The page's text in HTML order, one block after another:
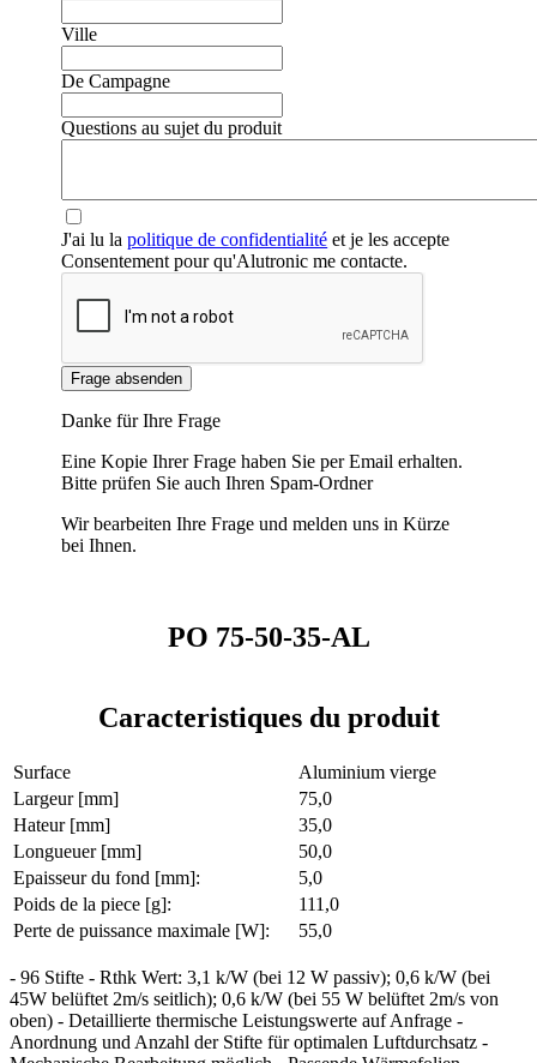
Ville
De Campagne
Questions au sujet du produit
J'ai lu lapolitique de confidentialité et je les accepte
Consentement pour qu'Alutronic me contacte.
Frage absenden
Danke für Ihre Frage
Eine Kopie Ihrer Frage haben Sie per Email erhalten.
Bitte prüfen Sie auch Ihren Spam-Ordner
Wir bearbeiten Ihre Frage und melden uns in Kürze
bei Ihnen.
PO 75-50-35-AL
Caracteristiques du produit
Surface
Aluminium vierge
Largeur [mm]
75,0
Hateur [mm]
35,0
Longueuer [mm]
50,0
Epaisseur du fond [mm]:
5,0
Poids de la piece [g]:
111,0
Perte de puissance maximale [W]:
55,0
- 96 Stifte - Rthk Wert: 3,1 k/W (bei 12 W passiv); 0,6 k/W (bei
45W belüftet 2m/s seitlich); 0,6 k/W (bei 55 W belüftet 2m/s von
oben) - Detaillierte thermische Leistungswerte auf Anfrage -
Anordnung und Anzahl der Stifte für optimalen Luftdurchsatz -